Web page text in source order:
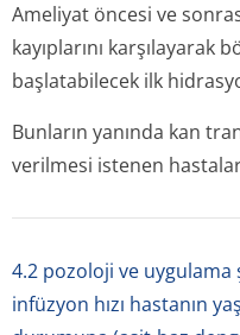
Ameliyat öncesi ve
kayıplarını karşılayarak
başlatabilecek ilk
Bunların yanında kan
verilmesi istenen
4.2 pozoloji ve uygulama
infüzyon hızı hastanın